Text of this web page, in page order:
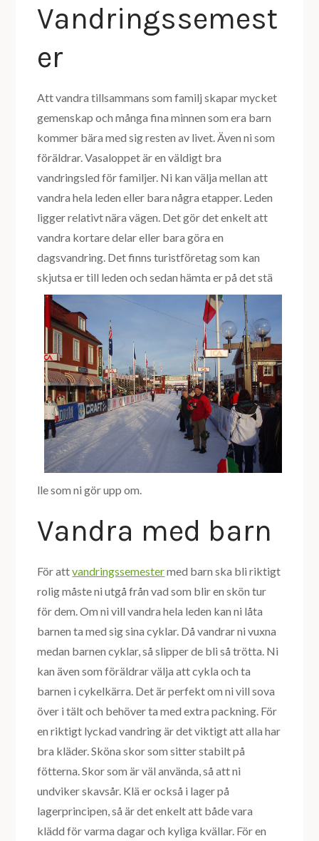
Vandringssemest
er
Att vandra tillsammans som familj skapar mycket
gemenskap och många fina minnen som era barn
kommer bära med sig resten av livet. Även ni som
föräldrar. Vasaloppet är en väldigt bra
vandringsled för familjer. Ni kan välja mellan att
vandra hela leden eller bara några etapper. Leden
ligger relativt nära vägen. Det gör det enkelt att
vandra kortare delar eller bara göra en
dagsvandring. Det finns turistföretag som kan
skjutsa er till leden och sedan hämta er på det stä
lle som ni gör upp om.
Vandra med barn
För attvandringssemestermed barn ska bli riktigt
rolig måste ni utgå från vad som blir en skön tur
för dem. Om ni vill vandra hela leden kan ni låta
barnen ta med sig sina cyklar. Då vandrar ni vuxna
medan barnen cyklar, så slipper de bli så trötta. Ni
kan även som föräldrar välja att cykla och ta
barnen i cykelkärra. Det är perfekt om ni vill sova
över i tält och behöver ta med extra packning. För
en riktigt lyckad vandring är det viktigt att alla har
bra kläder. Sköna skor som sitter stabilt på
fötterna. Skor som är väl använda, så att ni
undviker skavsår. Klä er också i lager på
lagerprincipen, så är det enkelt att både vara
klädd för varma dagar och kyliga kvällar. För en